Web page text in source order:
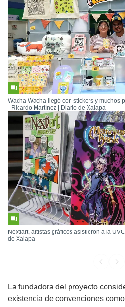
Wacha Wacha llegó con stickers y muchos
- Ricardo Martínez | Diario de Xalapa
Nextiart, artistas gráficos asistieron a la
de Xalapa
La fundadora del proyecto
existencia de convenciones